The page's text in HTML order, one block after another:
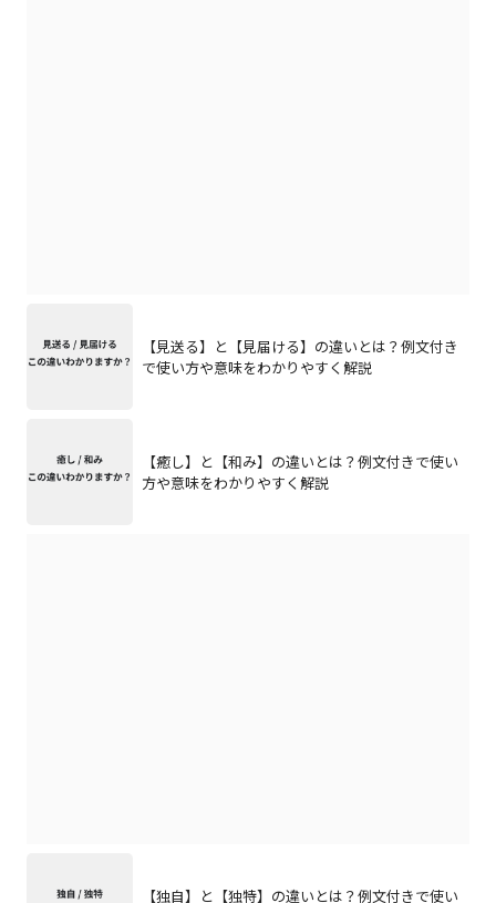
【見送る】と【見届ける】の違いとは？例文付き
で使い方や意味をわかりやすく解説
【癒し】と【和み】の違いとは？例文付きで使い
方や意味をわかりやすく解説
【独自】と【独特】の違いとは？例文付きで使い